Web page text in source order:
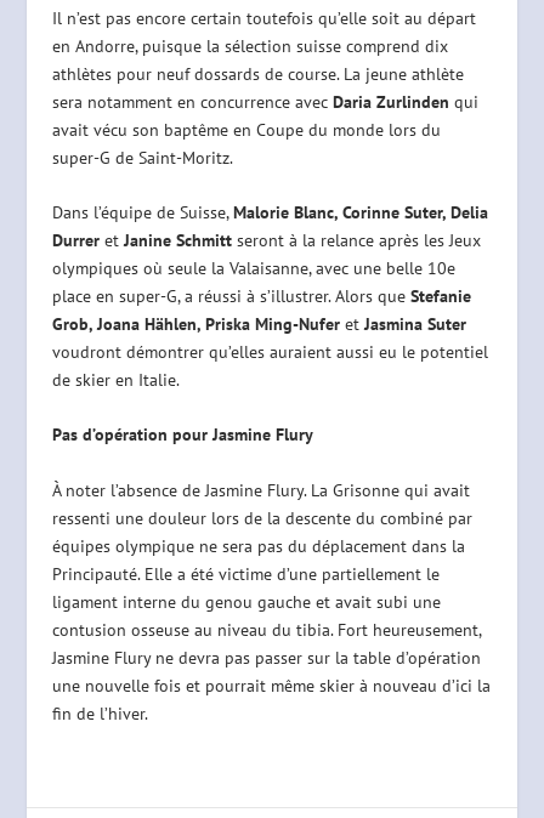
Il n’est pas encore certain toutefois qu’elle soit au départ
en Andorre, puisque la sélection suisse comprend dix
athlètes pour neuf dossards de course. La jeune athlète
sera notamment en concurrence avec Daria Zurlinden qui
avait vécu son baptême en Coupe du monde lors du
super-G de Saint-Moritz.
Dans l’équipe de Suisse,Malorie Blanc, Corinne Suter, Delia
DurreretJanine Schmitt seront à la relance après les Jeux
olympiques où seule la Valaisanne, avec une belle 10e
place en super-G, a réussi à s’illustrer. Alors que Stefanie
Grob, Joana Hählen, Priska Ming-Nufer etJasmina Suter
voudront démontrer qu’elles auraient aussi eu le potentiel
de skier en Italie.
Pas d’opération pour Jasmine Flury
À noter l’absence de Jasmine Flury. La Grisonne qui avait
ressenti une douleur lors de la descente du combiné par
équipes olympique ne sera pas du déplacement dans la
Principauté. Elle a été victime d’une partiellement le
ligament interne du genou gauche et avait subi une
contusion osseuse au niveau du tibia. Fort heureusement,
Jasmine Flury ne devra pas passer sur la table d’opération
une nouvelle fois et pourrait même skier à nouveau d’ici la
fin de l’hiver.